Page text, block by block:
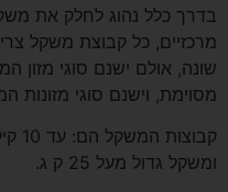
בדרך כלל נהוג לחלק את
מרכזיים, כל קבוצת משקל
שונה, אולם ישנם סוגי מזון
מסוימת, וישנם סוגי
ומשקל גדול מעל 25 ק ג.